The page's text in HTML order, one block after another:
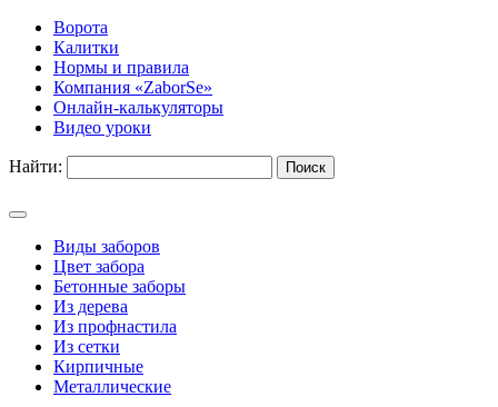
Ворота
Калитки
Нормы и правила
Компания «ZaborSe»
Онлайн-калькуляторы
Видео уроки
Найти:
Виды заборов
Цвет забора
Бетонные заборы
Из дерева
Из профнастила
Из сетки
Кирпичные
Металлические